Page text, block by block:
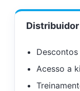
Acesso a